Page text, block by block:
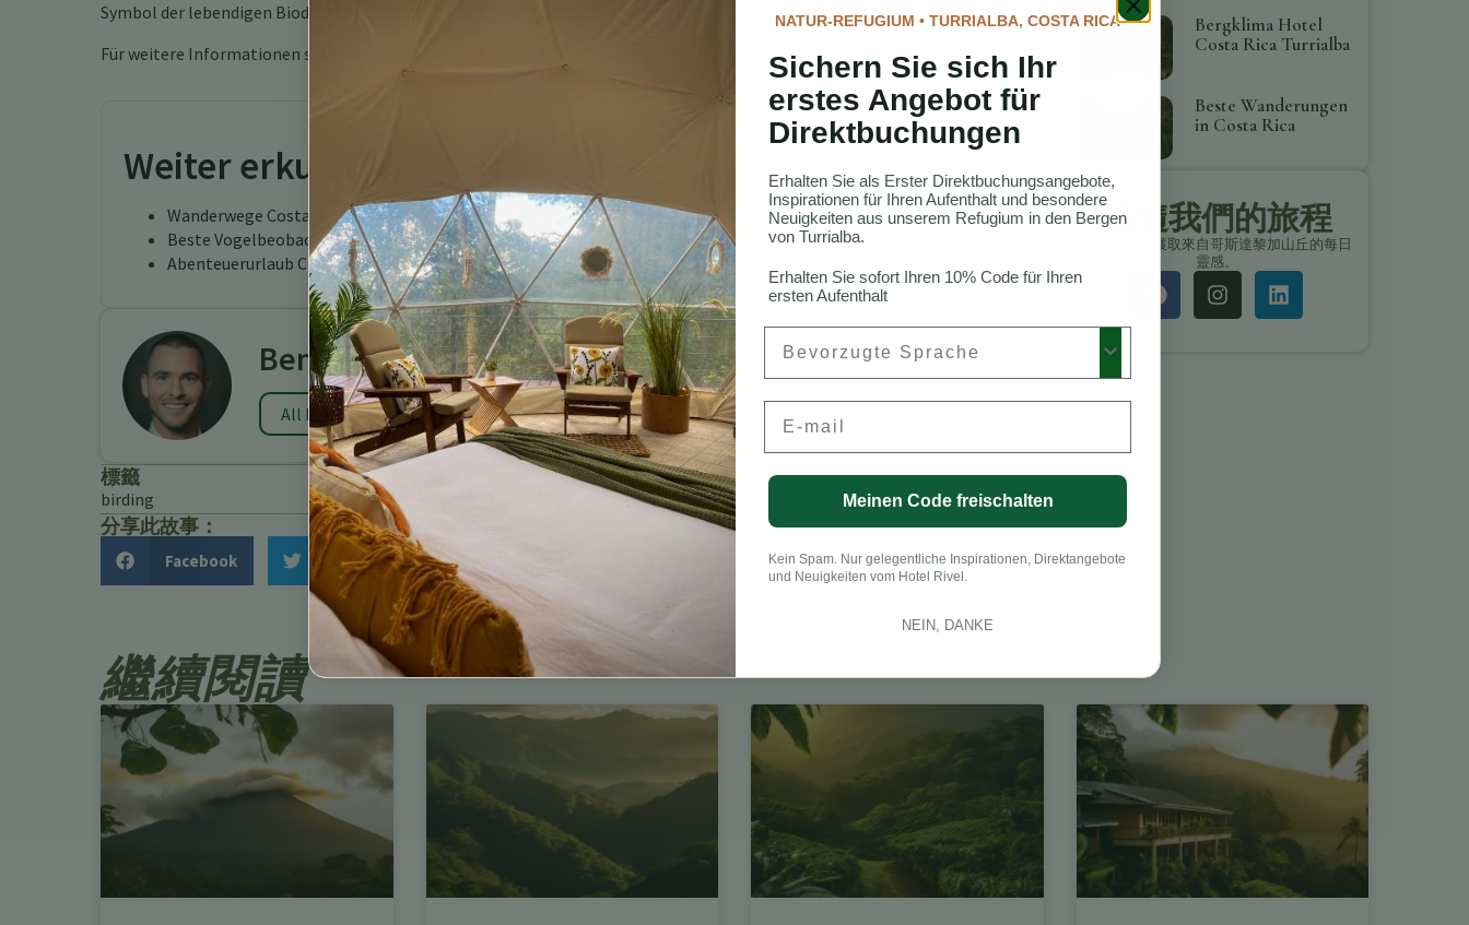
Symbol der lebendigen Biodiversität, die Costa Rica zu bieten hat.
Für weitere Informationen sehen Sie sich bitte unseren umfassenden Leitfaden über die
Vögel Costa Ricas an.
Weiter erkunden
Wanderwege Costa Rica
Beste Vogelbeobachtungslodges in Costa Rica
Abenteuerurlaub Costa Rica Turrialba
Benjamin Charbonneau, CFA
All Posts
標籤
birding
分享此故事：
Facebook Twitter
Bergklima Hotel
Costa Rica Turrialba
Beste Wanderungen
in Costa Rica
追隨我們的旅程
保持聯繫，獲取來自哥斯達黎加山丘的每日
靈感。
繼續閱讀
NATUR-REFUGIUM • TURRIALBA, COSTA RICA
Sichern Sie sich Ihr
erstes Angebot für
Direktbuchungen
Erhalten Sie als Erster Direktbuchungsangebote,
Inspirationen für Ihren Aufenthalt und besondere
Neuigkeiten aus unserem Refugium in den Bergen
von Turrialba.
Erhalten Sie sofort Ihren 10% Code für Ihren
ersten Aufenthalt
Meinen Code freischalten
Kein Spam. Nur gelegentliche Inspirationen, Direktangebote
und Neuigkeiten vom Hotel Rivel.
NEIN, DANKE